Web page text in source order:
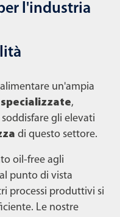
l'industria
un'ampia
,
gli elevati
di questo settore.
oil-free agli
punto di vista
processi produttivi si
Le nostre